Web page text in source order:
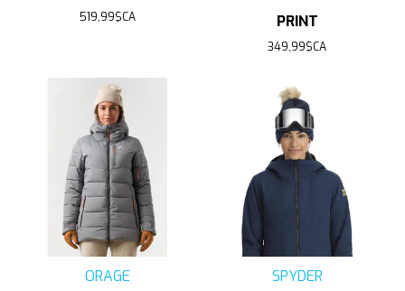
519,99$CA
PRINT
349,99$CA
ORAGE
SPYDER